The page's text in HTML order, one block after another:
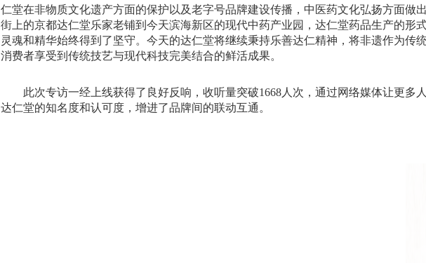
仁堂在非物质文化遗产方面的保护以及老字号品牌建设传播，中医药文化弘扬方面做
街上的京都达仁堂乐家老铺到今天滨海新区的现代中药产业园，达仁堂药品生产的形
灵魂和精华始终得到了坚守。今天的达仁堂将继续秉持乐善达仁精神，将非遗作为传
消费者享受到传统技艺与现代科技完美结合的鲜活成果。
此次专访一经上线获得了良好反响，收听量突破1668人次，通过网络媒体让更多
达仁堂的知名度和认可度，增进了品牌间的联动互通。